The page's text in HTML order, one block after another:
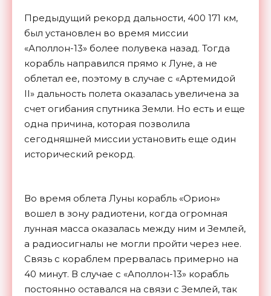
Предыдущий рекорд дальности, 400 171 км,
был установлен во время миссии
«Аполлон-13» более полувека назад. Тогда
корабль направился прямо к Луне, а не
облетал ее, поэтому в случае с «Артемидой
II» дальность полета оказалась увеличена за
счет огибания спутника Земли. Но есть и еще
одна причина, которая позволила
сегодняшней миссии установить еще один
исторический рекорд.
Во время облета Луны корабль «Орион»
вошел в зону радиотени, когда огромная
лунная масса оказалась между ним и Землей,
а радиосигналы не могли пройти через нее.
Связь с кораблем прервалась примерно на
40 минут. В случае с «Аполлон-13» корабль
постоянно оставался на связи с Землей, так